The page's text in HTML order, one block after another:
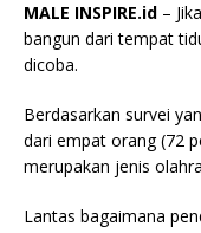
MALE INSPIRE.id –
bangun dari tempat
dicoba.
Berdasarkan survei
dari empat orang (72
merupakan jenis
Lantas bagaimana